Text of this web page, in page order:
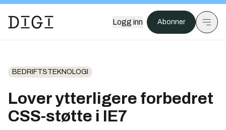
Logg inn Abonner
BEDRIFTSTEKNOLOGI
Lover ytterligere forbedret
CSS-støtte i IE7